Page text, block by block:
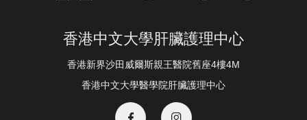
香港中文大學肝臟護理中心
香港新界沙田威爾斯親王醫院舊座4樓4M
香港中文大學醫學院肝臟護理中心